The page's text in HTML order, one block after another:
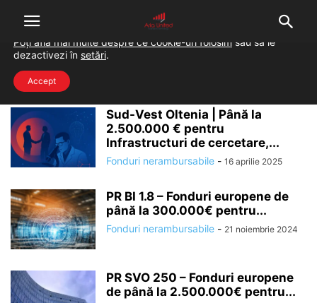
Home Tags Programul operational regional
Programul operational regional
Sud-Vest Oltenia | Până la
2.500.000 € pentru
Infrastructuri de cercetare,...
Fonduri nerambursabile - 16 aprilie 2025
PR BI 1.8 – Fonduri europene de
până la 300.000€ pentru...
Fonduri nerambursabile - 21 noiembrie 2024
PR SVO 250 – Fonduri europene
de până la 2.500.000€ pentru...
Folosim cookie-uri pentru a-ți oferi cea mai bună experiență pe
situl nostru.
Poți afla mai multe despre ce cookie-uri folosim sau să le
dezactivezi în setări.
Accept